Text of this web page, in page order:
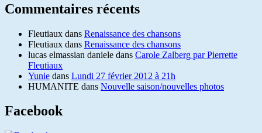
Commentaires récents
Fleutiaux dans Renaissance des chansons
Fleutiaux dans Renaissance des chansons
lucas elmassian daniele dans Carole Zalberg par Pierrette
Fleutiaux
Yunie dans Lundi 27 février 2012 à 21h
HUMANITE dans Nouvelle saison/nouvelles photos
Facebook